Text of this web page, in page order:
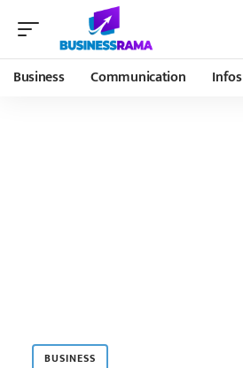
Business Communication Infos
BUSINESS